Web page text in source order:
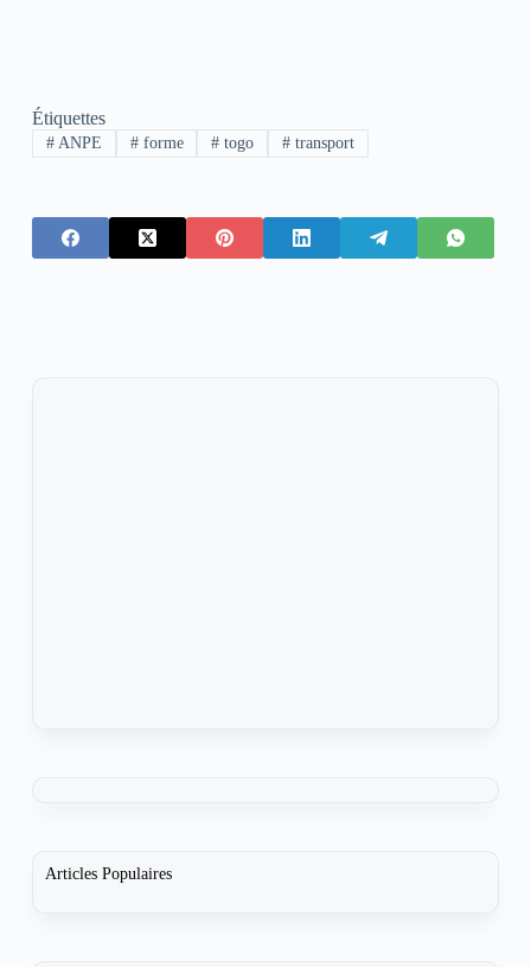
Étiquettes
#ANPE #forme # togo # transport
Articles Populaires